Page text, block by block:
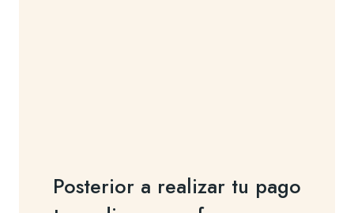
Posterior a realizar tu pago